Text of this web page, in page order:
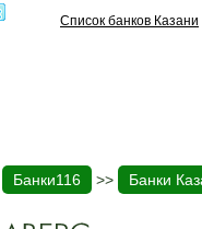
Банки116 >> Банки
Список банков Казани